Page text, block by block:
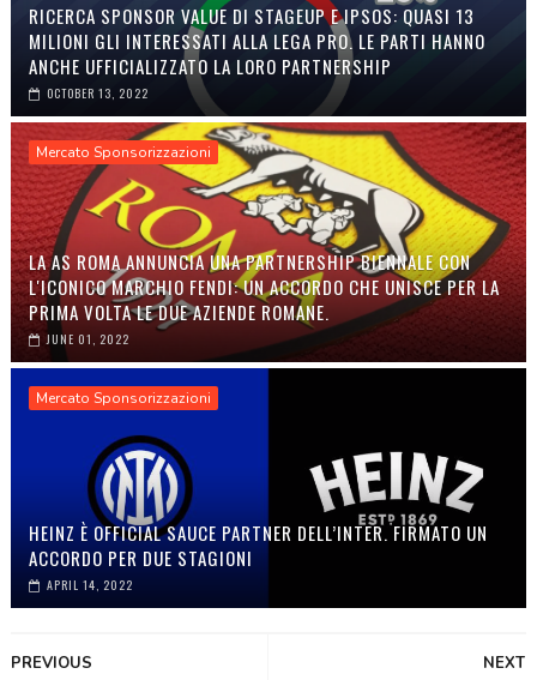
RICERCA SPONSOR VALUE DI STAGEUP E IPSOS: QUASI 13
MILIONI GLI INTERESSATI ALLA LEGA PRO. LE PARTI HANNO
ANCHE UFFICIALIZZATO LA LORO PARTNERSHIP
OCTOBER 13, 2022
Mercato Sponsorizzazioni
LA AS ROMA ANNUNCIA UNA PARTNERSHIP BIENNALE CON
L'ICONICO MARCHIO FENDI: UN ACCORDO CHE UNISCE PER LA
PRIMA VOLTA LE DUE AZIENDE ROMANE.
JUNE 01, 2022
Mercato Sponsorizzazioni
HEINZ È OFFICIAL SAUCE PARTNER DELL’INTER. FIRMATO UN
ACCORDO PER DUE STAGIONI
APRIL 14, 2022
NEXT
PREVIOUS